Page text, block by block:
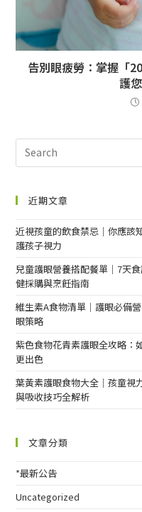
告別眼疲勞：掌握「
護
近期文章
近視孩童的飲食禁忌｜你應該
護孩子視力
兒童護眼營養搭配餐單｜7天
健採購與烹飪指南
維生素A食物清單｜護眼必備
眼策略
紫色食物花青素護眼全攻略：
更出色
葉黃素護眼食物大全｜孩童視
與吸收技巧全解析
文章分類
*最新公告
Uncategorized